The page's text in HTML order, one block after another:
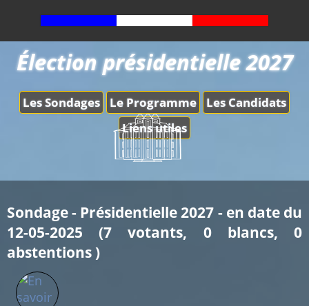
Les Sondages Le Programme
Les Candidats
Liens utiles
Élection présidentielle 2027
Sondage - Présidentielle 2027 - en date du
12-05-2025 (7 votants, 0 blancs, 0
abstentions )